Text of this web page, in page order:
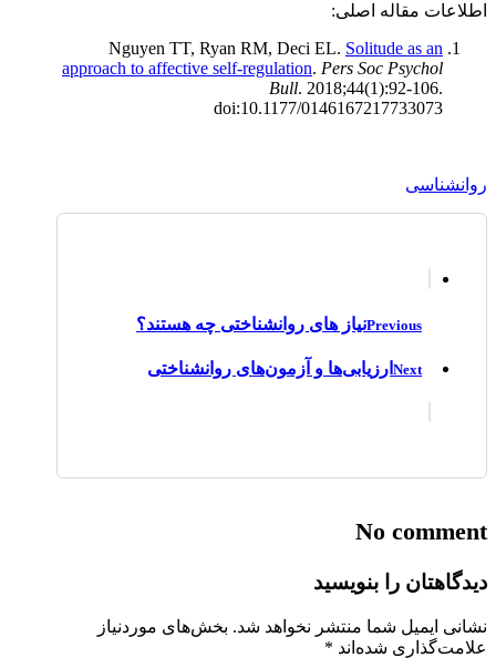
اطلاعات مقاله اصلی:
Nguyen TT, Ryan RM, Deci EL. Solitude as an
approach to affective self-regulation. Pers Soc Psychol
Bull. 2018;44(1):92-106.
doi:10.1177/0146167217733073
روانشناسی
Previousنیاز های روانشناختی چه هستند؟
Next ارزیابی‌ها و آزمون‌ها‌ی روانشناختی
No comment
دیدگاهتان را بنویسید
نشانی ایمیل شما منتشر نخواهد شد. بخش‌های موردنیاز
علامت‌گذاری شده‌اند *